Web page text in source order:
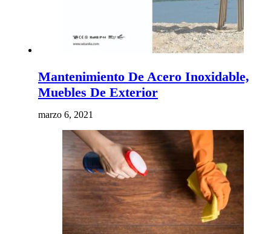
Mantenimiento De Acero Inoxidable,
Muebles De Exterior
marzo 6, 2021